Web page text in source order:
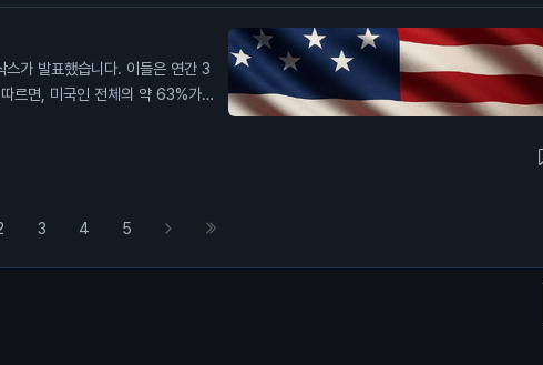
암호화폐 시장에 미치는 영향은
.
가 발표했습니다. 이들은 연간 3
르면, 미국인 전체의 약 63%가
버는 고소득자들 사이에서 이
생활비에 어려움을 겪고 있다고
중요합니다. 이는 소비자 신뢰도
3 4 5